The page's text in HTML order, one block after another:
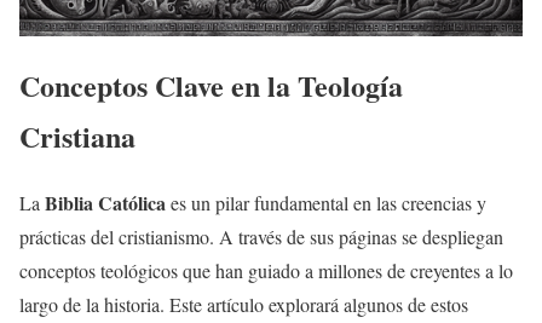
Conceptos Clave en la Teología
Cristiana
La Biblia Católicaes un pilar fundamental en las creencias y
prácticas del cristianismo. A través de sus páginas se despliegan
conceptos teológicos que han guiado a millones de creyentes a lo
largo de la historia. Este artículo explorará algunos de estos